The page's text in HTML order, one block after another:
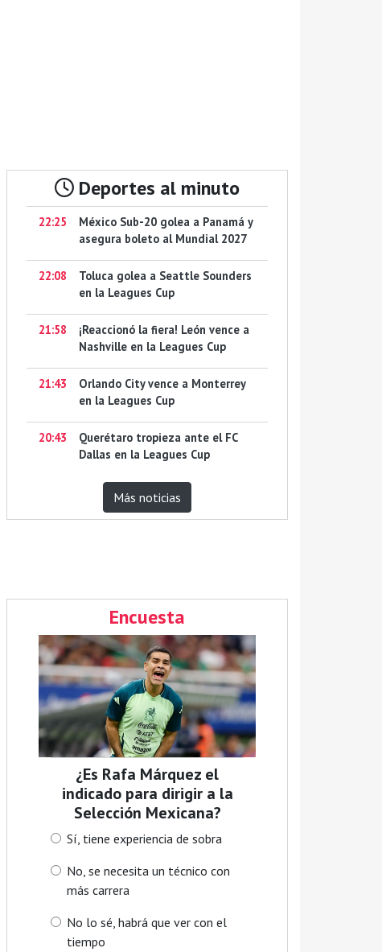
Deportes al minuto
22:25
México Sub-20 golea a Panamá y
asegura boleto al Mundial 2027
22:08
Toluca golea a Seattle Sounders
en la Leagues Cup
21:58
¡Reaccionó la fiera! León vence a
Nashville en la Leagues Cup
21:43
Orlando City vence a Monterrey
en la Leagues Cup
20:43
Querétaro tropieza ante el FC
Dallas en la Leagues Cup
Más noticias
Encuesta
¿Es Rafa Márquez el
indicado para dirigir a la
Selección Mexicana?
Sí, tiene experiencia de sobra
No, se necesita un técnico con
más carrera
No lo sé, habrá que ver con el
tiempo